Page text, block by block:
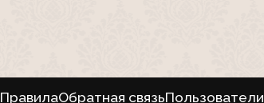
ПравилаОбратная связьПользователи